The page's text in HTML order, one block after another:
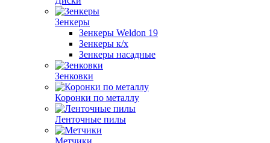
Зенкеры
Зенкеры Weldon 19
Зенкеры к/х
Зенкеры насадные
Зенковки
Коронки по металлу
Ленточные пилы
Метчики